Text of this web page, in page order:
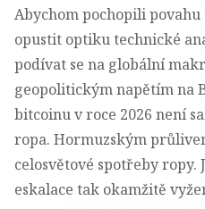
Abychom pochopili
opustit optiku technické
podívat se na globální
geopolitickým napětím na
bitcoinu v roce 2026 není
ropa. Hormuzským
celosvětové spotřeby ropy.
eskalace tak okamžitě